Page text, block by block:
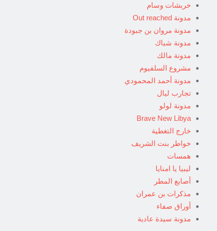
خربشات وسام
مدونة Out reached
مدونة مروان بن جبودة
مدونة شباك
مدونة مالك
مشروع السلفيوم
مدونة أحمد المحمودي
تجارب ليال
مدونة لولو
Brave New Libya
خارج التغطية
خواطر بنت الشريف
همسات
ليبيا يا امنايا
أصابع المطر
مذكرات بن عمران
أوراق صفاء
مدونة سيدة عادية